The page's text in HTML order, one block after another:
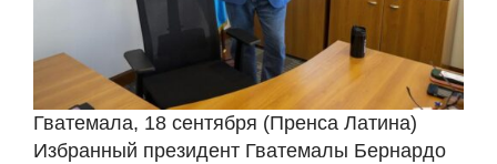
Гватемала, 18 сентября (Пренса Латина)
Избранный президент Гватемалы Бернардо